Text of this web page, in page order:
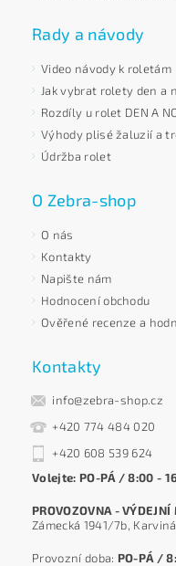
Rady a návody
Video návody k roletám
Jak vybrat rolety den a
Rozdíly u rolet DEN A
Výhody plisé žaluzií a
Údržba rolet
O Zebra-shop
O nás
Kontakty
Napište nám
Hodnocení obchodu
Ověřené recenze a
Kontakty
info@zebra-shop.cz
+420 774 484 020
+420 608 539 624
Volejte: PO-PÁ / 8:00 -
PROVOZOVNA - VÝDEJNÍ
Zámecká 1941/7b,
Provozní doba: PO-PÁ /